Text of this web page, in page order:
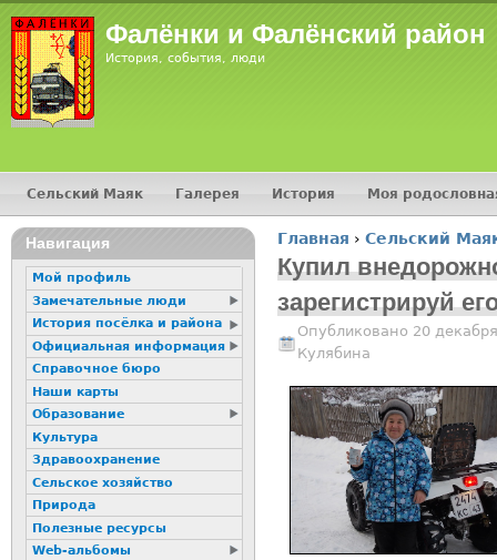
Фалёнки и Фалёнский район
История, события, люди
Вы здесь
Главная › Сельский
Купил
зарегистрируй
Опубликовано 20
Кулябина
Главное меню
Сельский Маяк Галерея История Моя
16+
Навигация
Мой профиль
Замечательные люди
История посёлка и района
Официальная информация
Справочное бюро
Наши карты
Образование
Культура
Здравоохранение
Сельское хозяйство
Природа
Полезные ресурсы
Web-альбомы